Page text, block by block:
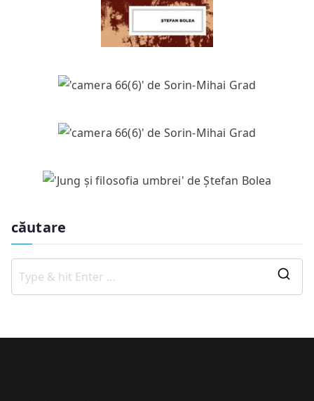
căutare